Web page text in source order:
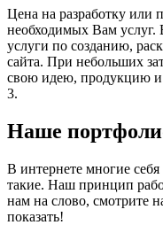
Цена на разработку или
необходимых Вам услуг.
услуги по созданию,
сайта. При небольших
свою идею, продукцию и
3.
Наше
В интернете многие
такие. Наш принцип
нам на слово, смотрите
показать!